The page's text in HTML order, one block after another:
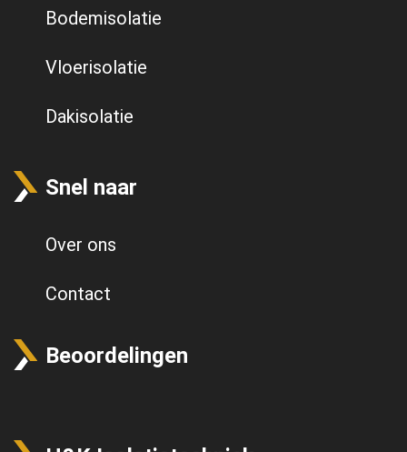
Bodemisolatie
Vloerisolatie
Dakisolatie
Snel naar
Over ons
Contact
Beoordelingen